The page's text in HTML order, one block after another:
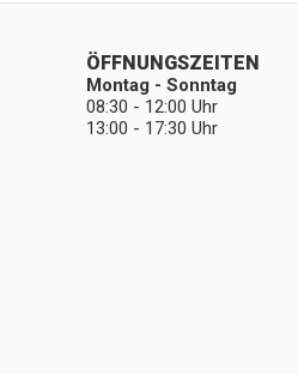
ÖFFNUNGSZEITEN
Montag - Sonntag
08:30 - 12:00 Uhr
13:00 - 17:30 Uhr